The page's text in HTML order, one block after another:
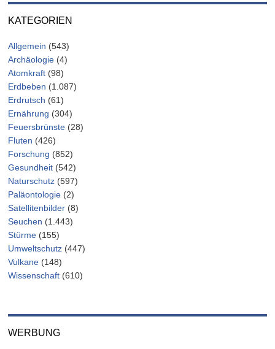
KATEGORIEN
Allgemein (543)
Archäologie (4)
Atomkraft (98)
Erdbeben (1.087)
Erdrutsch (61)
Ernährung (304)
Feuersbrünste (28)
Fluten (426)
Forschung (852)
Gesundheit (542)
Naturschutz (597)
Paläontologie (2)
Satellitenbilder (8)
Seuchen (1.443)
Stürme (155)
Umweltschutz (447)
Vulkane (148)
Wissenschaft (610)
WERBUNG